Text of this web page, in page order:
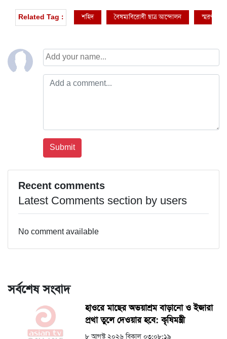
Related Tag : শহিদ বৈষম্যবিরোধী ছাত্র আন্দোলন স্মরণ সভা
Recent comments
Latest Comments section by users
No comment available
সর্বশেষ সংবাদ
হাওরে মাছের অভয়াশ্রম বাড়ানো ও ইজারা
প্রথা তুলে দেওয়ার হবে: কৃষিমন্ত্রী
৮ আগস্ট ২০২৬ বিকাল ০৩:০৮:১৯